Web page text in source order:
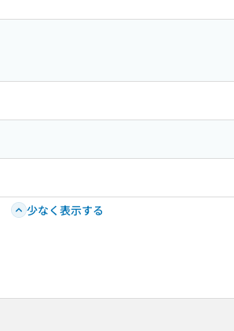
少なく表示する